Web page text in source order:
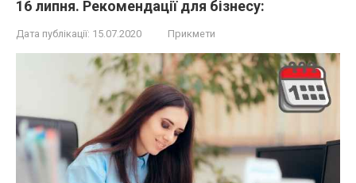
16 липня. Рекомендації для бізнесу:
Дата публікації: 15.07.2020 Прикмети